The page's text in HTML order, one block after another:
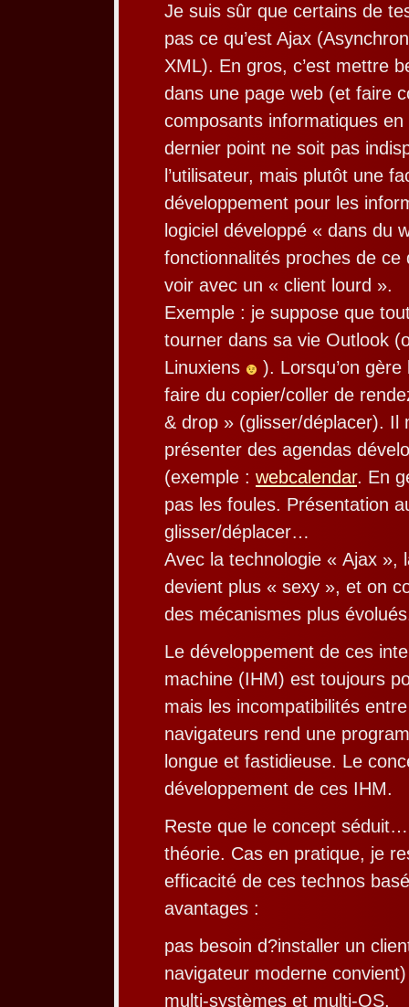
Je suis sûr que certains de
pas ce qu’est Ajax
XML). En gros, c’est mettre
dans une page web (et faire
composants informatiques
dernier point ne soit pas
l’utilisateur, mais plutôt une
développement pour les
logiciel développé « dans du
fonctionnalités proches de ce
voir avec un « client lourd ».
Exemple : je suppose que
tourner dans sa vie Outlook
Linuxiens
). Lorsqu’on gère
faire du copier/coller de
& drop » (glisser/déplacer). Il
présenter des agendas
(exemple : webcalendar. En
pas les foules. Présentation
glisser/déplacer…
Avec la technologie « Ajax »,
devient plus « sexy », et on
des mécanismes plus
Le développement de ces
machine (IHM) est toujours
mais les incompatibilités
navigateurs rend une
longue et fastidieuse. Le
développement de ces IHM.
Reste que le concept
théorie. Cas en pratique, je
efficacité de ces technos
avantages :
pas besoin d?installer un
navigateur moderne
multi-systèmes et multi-OS,